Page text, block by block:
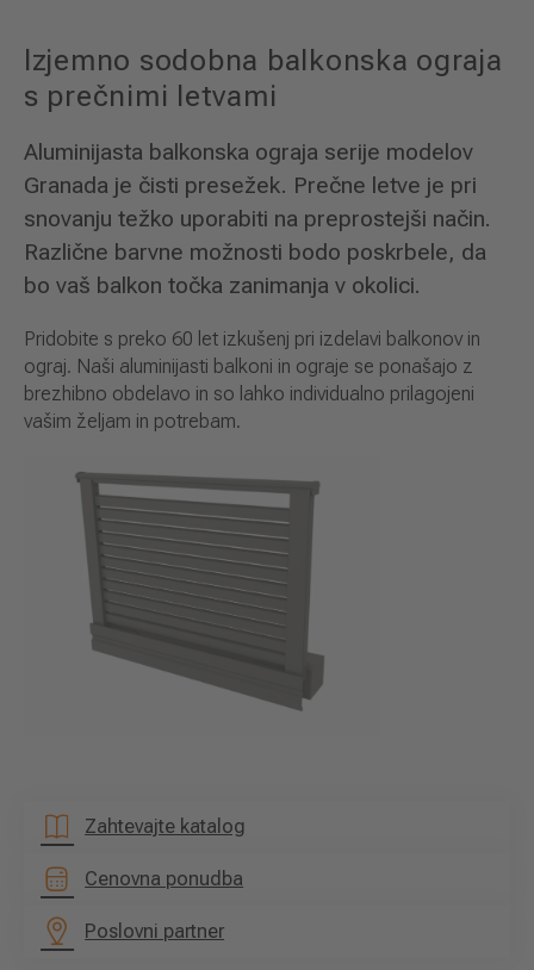
Izjemno sodobna balkonska ograja
s prečnimi letvami
Aluminijasta balkonska ograja serije modelov
Granada je čisti presežek. Prečne letve je pri
snovanju težko uporabiti na preprostejši način.
Različne barvne možnosti bodo poskrbele, da
bo vaš balkon točka zanimanja v okolici.
Pridobite s preko 60 let izkušenj pri izdelavi balkonov in
ograj. Naši aluminijasti balkoni in ograje se ponašajo z
brezhibno obdelavo in so lahko individualno prilagojeni
vašim željam in potrebam.
Zahtevajte katalog
Cenovna ponudba
Poslovni partner